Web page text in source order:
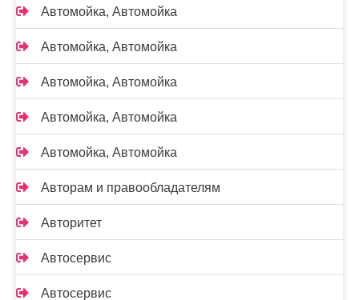
Автомойка, Автомойка
Автомойка, Автомойка
Автомойка, Автомойка
Автомойка, Автомойка
Автомойка, Автомойка
Авторам и правообладателям
Авторитет
Автосервис
Автосервис